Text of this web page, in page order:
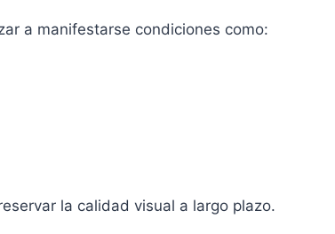
a manifestarse condiciones como:
la calidad visual a largo plazo.